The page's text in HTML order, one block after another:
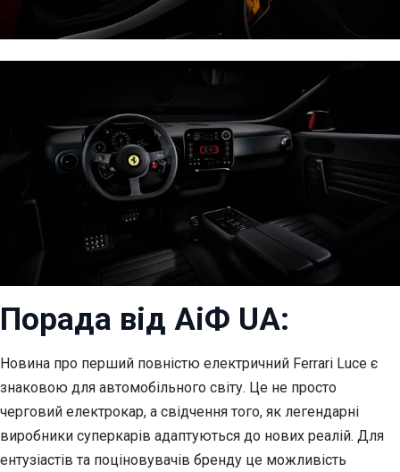
Порада від АіФ UA:
Новина про перший повністю електричний Ferrari Luce є
знаковою для автомобільного світу. Це не просто
черговий електрокар, а свідчення того, як легендарні
виробники суперкарів адаптуються до нових реалій. Для
ентузіастів та поціновувачів бренду це можливість